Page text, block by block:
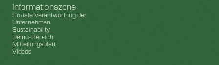
Informationszone
Soziale Verantwortung der
Unternehmen
Sustainability
Demo-Bereich
Mitteilungsblatt
Videos